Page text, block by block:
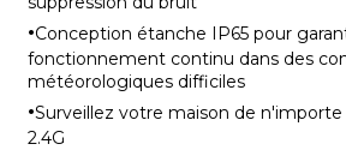
·Conception étanche IP65 pour
fonctionnement continu dans des
météorologiques difficiles
·Surveillez votre maison de
2.4G